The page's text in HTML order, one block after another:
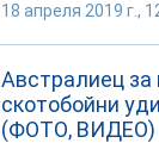
18 апреля 2019 г.,
Австралиец за
скотобойни
(ФОТО, ВИДЕО)